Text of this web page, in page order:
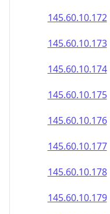
145.60.10.172
145.60.10.173
145.60.10.174
145.60.10.175
145.60.10.176
145.60.10.177
145.60.10.178
145.60.10.179